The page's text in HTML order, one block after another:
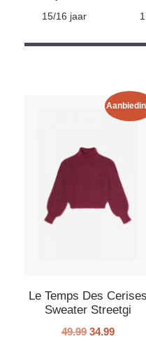
15/16 jaar
Le Temps Des Cerises
Sweater Streetgi
49.99 34.99